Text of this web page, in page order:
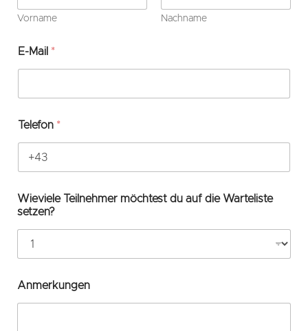
Vorname Nachname
E-Mail *
Telefon *
Wieviele Teilnehmer möchtest du auf die Warteliste
setzen?
Anmerkungen